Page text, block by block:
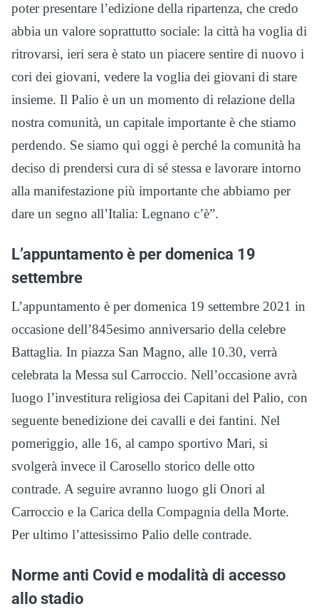
poter presentare l’edizione della ripartenza, che credo
abbia un valore soprattutto sociale: la città ha voglia di
ritrovarsi, ieri sera è stato un piacere sentire di nuovo i
cori dei giovani, vedere la voglia dei giovani di stare
insieme. Il Palio è un un momento di relazione della
nostra comunità, un capitale importante è che stiamo
perdendo. Se siamo qui oggi è perché la comunità ha
deciso di prendersi cura di sé stessa e lavorare intorno
alla manifestazione più importante che abbiamo per
dare un segno all’Italia: Legnano c’è”.
L’appuntamento è per domenica 19
settembre
L’appuntamento è per domenica 19 settembre 2021 in
occasione dell’845esimo anniversario della celebre
Battaglia. In piazza San Magno, alle 10.30, verrà
celebrata la Messa sul Carroccio. Nell’occasione avrà
luogo l’investitura religiosa dei Capitani del Palio, con
seguente benedizione dei cavalli e dei fantini. Nel
pomeriggio, alle 16, al campo sportivo Mari, si
svolgerà invece il Carosello storico delle otto
contrade. A seguire avranno luogo gli Onori al
Carroccio e la Carica della Compagnia della Morte.
Per ultimo l’attesissimo Palio delle contrade.
Norme anti Covid e modalità di accesso
allo stadio